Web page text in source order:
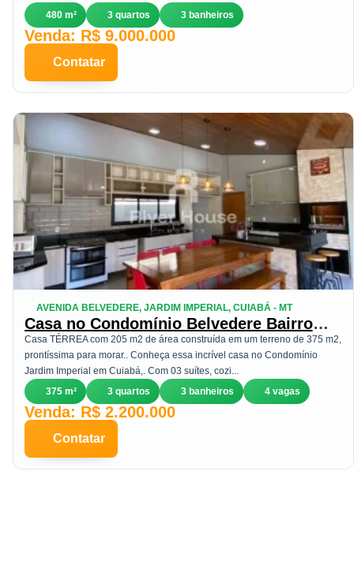
480 m² 3 quartos 3 banheiros
Venda: R$ 9.000.000
Contatar
AVENIDA BELVEDERE, JARDIM IMPERIAL, CUIABÁ - MT
Casa no Condomínio Belvedere Bairro
Jardim Imperial em Cuiabá | Venda
Casa TÉRREA com 205 m2 de área construída em um terreno de 375 m2,
prontíssima para morar.. Conheça essa incrível casa no Condomínio
Jardim Imperial em Cuiabá,. Com 03 suítes, cozi...
375 m²
3 quartos 3 banheiros 4 vagas
Venda: R$ 2.200.000
Contatar